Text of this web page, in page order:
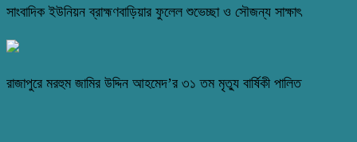
সাংবাদিক ইউনিয়ন ব্রাহ্মণবাড়িয়ার ফুলেল শুভেচ্ছা ও সৌজন্য সাক্ষাৎ
রাজাপুরে মরহুম জামির উদ্দিন আহমেদ’র ৩১ তম মৃত্যু বার্ষিকী পালিত